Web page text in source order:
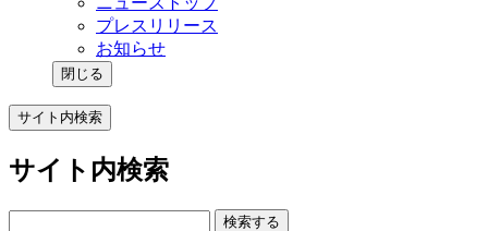
プレスリリース
お知らせ
閉じる
サイト内検索
サイト内検索
検索する